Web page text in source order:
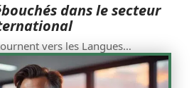
dans le secteur
vers les Langues…